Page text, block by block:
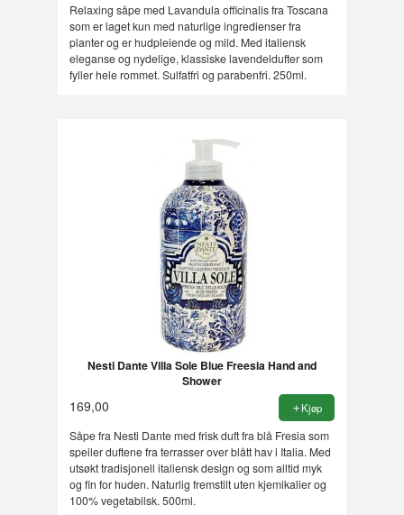
Relaxing såpe med Lavandula officinalis fra Toscana
som er laget kun med naturlige ingredienser fra
planter og er hudpleiende og mild. Med italiensk
eleganse og nydelige, klassiske lavendeldufter som
fyller hele rommet. Sulfatfri og parabenfri. 250ml.
Nesti Dante Villa Sole Blue Freesia Hand and
Shower
169,00 Kjøp
Såpe fra Nesti Dante med frisk duft fra blå Fresia som
speiler duftene fra terrasser over blått hav i Italia. Med
utsøkt tradisjonell italiensk design og som alltid myk
og fin for huden. Naturlig fremstilt uten kjemikalier og
100% vegetabilsk. 500ml.